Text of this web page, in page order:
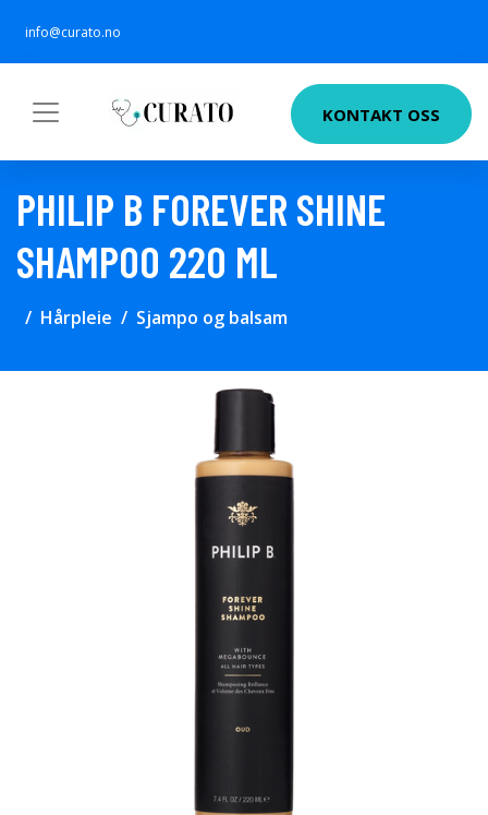
info@curato.no
KONTAKT OSS
PHILIP B FOREVER SHINE
SHAMPOO 220 ML
Hårpleie Sjampo og balsam